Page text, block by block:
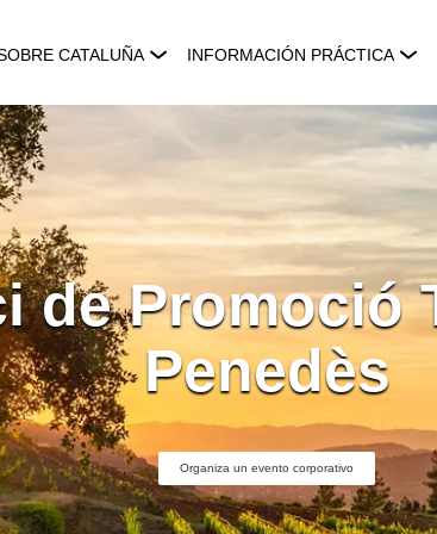
CATALUÑA INFORMACIÓN PRÁCTICA
de Promoció
Penedès
Organiza un evento corporativo